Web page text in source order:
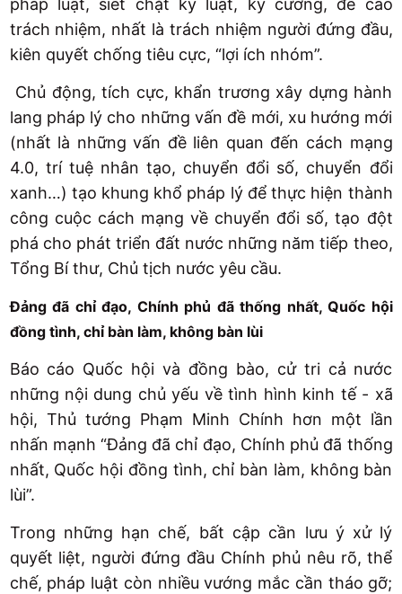
pháp luật, siết chặt kỷ luật, kỷ cương, đề cao
trách nhiệm, nhất là trách nhiệm người đứng đầu,
kiên quyết chống tiêu cực, “lợi ích nhóm”.
Chủ động, tích cực, khẩn trương xây dựng hành
lang pháp lý cho những vấn đề mới, xu hướng mới
(nhất là những vấn đề liên quan đến cách mạng
4.0, trí tuệ nhân tạo, chuyển đổi số, chuyển đổi
xanh…) tạo khung khổ pháp lý để thực hiện thành
công cuộc cách mạng về chuyển đổi số, tạo đột
phá cho phát triển đất nước những năm tiếp theo,
Tổng Bí thư, Chủ tịch nước yêu cầu.
Đảng đã chỉ đạo, Chính phủ đã thống nhất, Quốc hội
đồng tình, chỉ bàn làm, không bàn lùi
Báo cáo Quốc hội và đồng bào, cử tri cả nước
những nội dung chủ yếu về tình hình kinh tế - xã
hội, Thủ tướng Phạm Minh Chính hơn một lần
nhấn mạnh “Đảng đã chỉ đạo, Chính phủ đã thống
nhất, Quốc hội đồng tình, chỉ bàn làm, không bàn
lùi”.
Trong những hạn chế, bất cập cần lưu ý xử lý
quyết liệt, người đứng đầu Chính phủ nêu rõ, thể
chế, pháp luật còn nhiều vướng mắc cần tháo gỡ;